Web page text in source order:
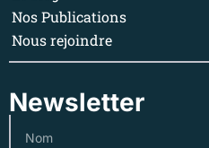
Nos Publications
Nous rejoindre
Newsletter